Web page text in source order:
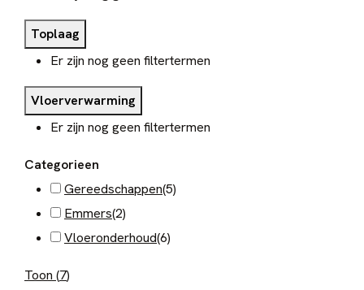
Toplaag
Er zijn nog geen filtertermen
Vloerverwarming
Er zijn nog geen filtertermen
Categorieen
Gereedschappen(5)
Emmers(2)
Vloeronderhoud(6)
Toon (7)